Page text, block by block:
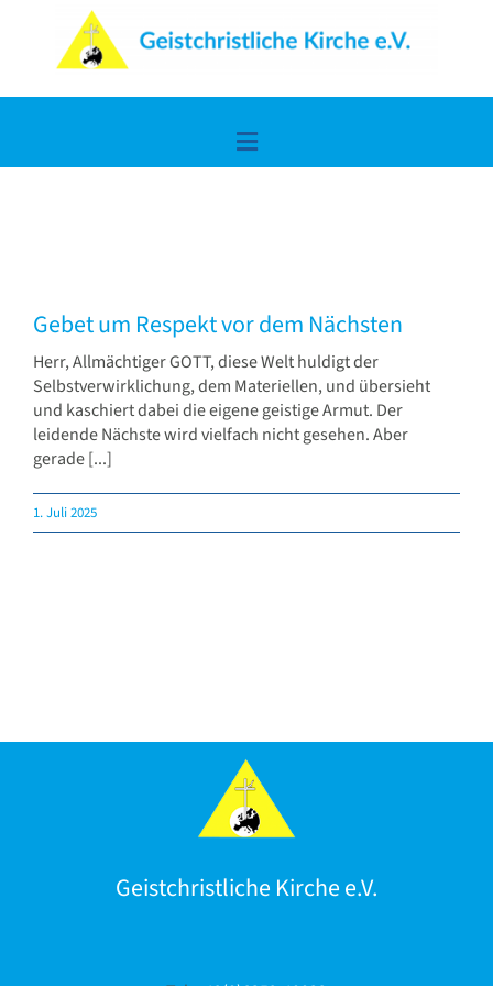
springen
Toggle
Die frohe Botschaft
Spiritualität & Wissen
Gebete
Gebet um Respekt vor dem Nächsten
Herr, Allmächtiger GOTT, diese Welt huldigt der
Selbstverwirklichung, dem Materiellen, und übersieht
und kaschiert dabei die eigene geistige Armut. Der
leidende Nächste wird vielfach nicht gesehen. Aber
gerade [...]
1. Juli 2025
Geistchristliche Kirche e.V.